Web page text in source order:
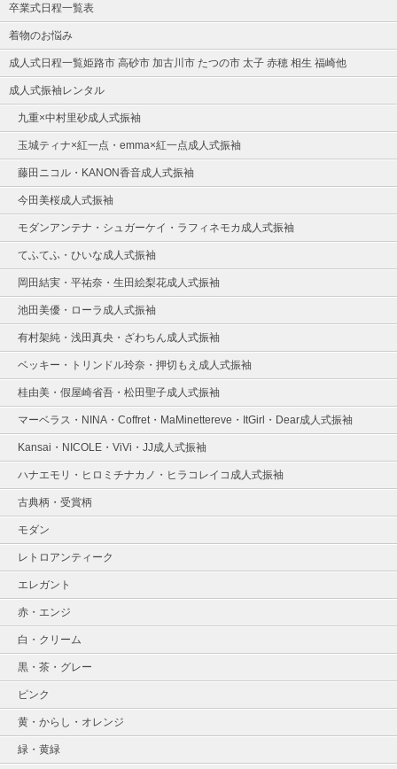
卒業式日程一覧表
着物のお悩み
成人式日程一覧姫路市 高砂市 加古川市 たつの市 太子 赤穂 相生 福崎他
成人式振袖レンタル
九重×中村里砂成人式振袖
玉城ティナ×紅一点・emma×紅一点成人式振袖
藤田ニコル・KANON香音成人式振袖
今田美桜成人式振袖
モダンアンテナ・シュガーケイ・ラフィネモカ成人式振袖
てふてふ・ひいな成人式振袖
岡田結実・平祐奈・生田絵梨花成人式振袖
池田美優・ローラ成人式振袖
有村架純・浅田真央・ざわちん成人式振袖
ベッキー・トリンドル玲奈・押切もえ成人式振袖
桂由美・假屋崎省吾・松田聖子成人式振袖
マーベラス・NINA・Coffret・MaMinettereve・ItGirl・Dear成人式振袖
Kansai・NICOLE・ViVi・JJ成人式振袖
ハナエモリ・ヒロミチナカノ・ヒラコレイコ成人式振袖
古典柄・受賞柄
モダン
レトロアンティーク
エレガント
赤・エンジ
白・クリーム
黒・茶・グレー
ピンク
黄・からし・オレンジ
緑・黄緑